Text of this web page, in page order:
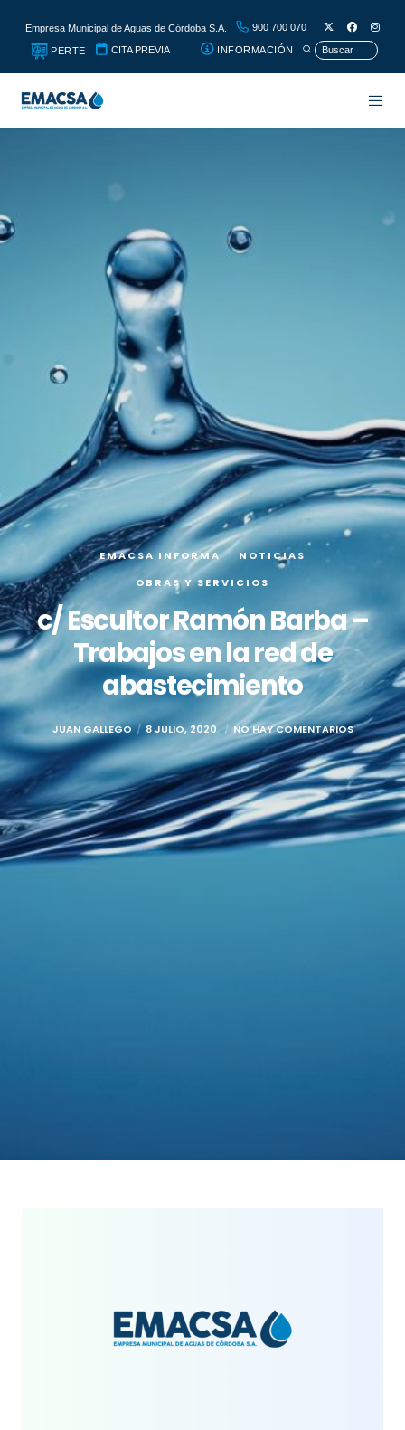
Empresa Municipal de Aguas de Córdoba S.A. 900 700 070
PERTE CITA PREVIA INFORMACIÓN
EMACSA INFORMA
NOTICIAS
OBRAS Y SERVICIOS
c/ Escultor Ramón Barba –
Trabajos en la red de
abastecimiento
JUAN GALLEGO 8 JULIO, 2020 NO HAY COMENTARIOS